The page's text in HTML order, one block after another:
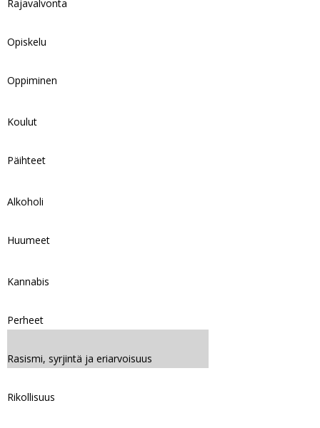
Rajavalvonta
Opiskelu
Oppiminen
Koulut
Päihteet
Alkoholi
Huumeet
Kannabis
Perheet
Rasismi, syrjintä ja eriarvoisuus
Rikollisuus